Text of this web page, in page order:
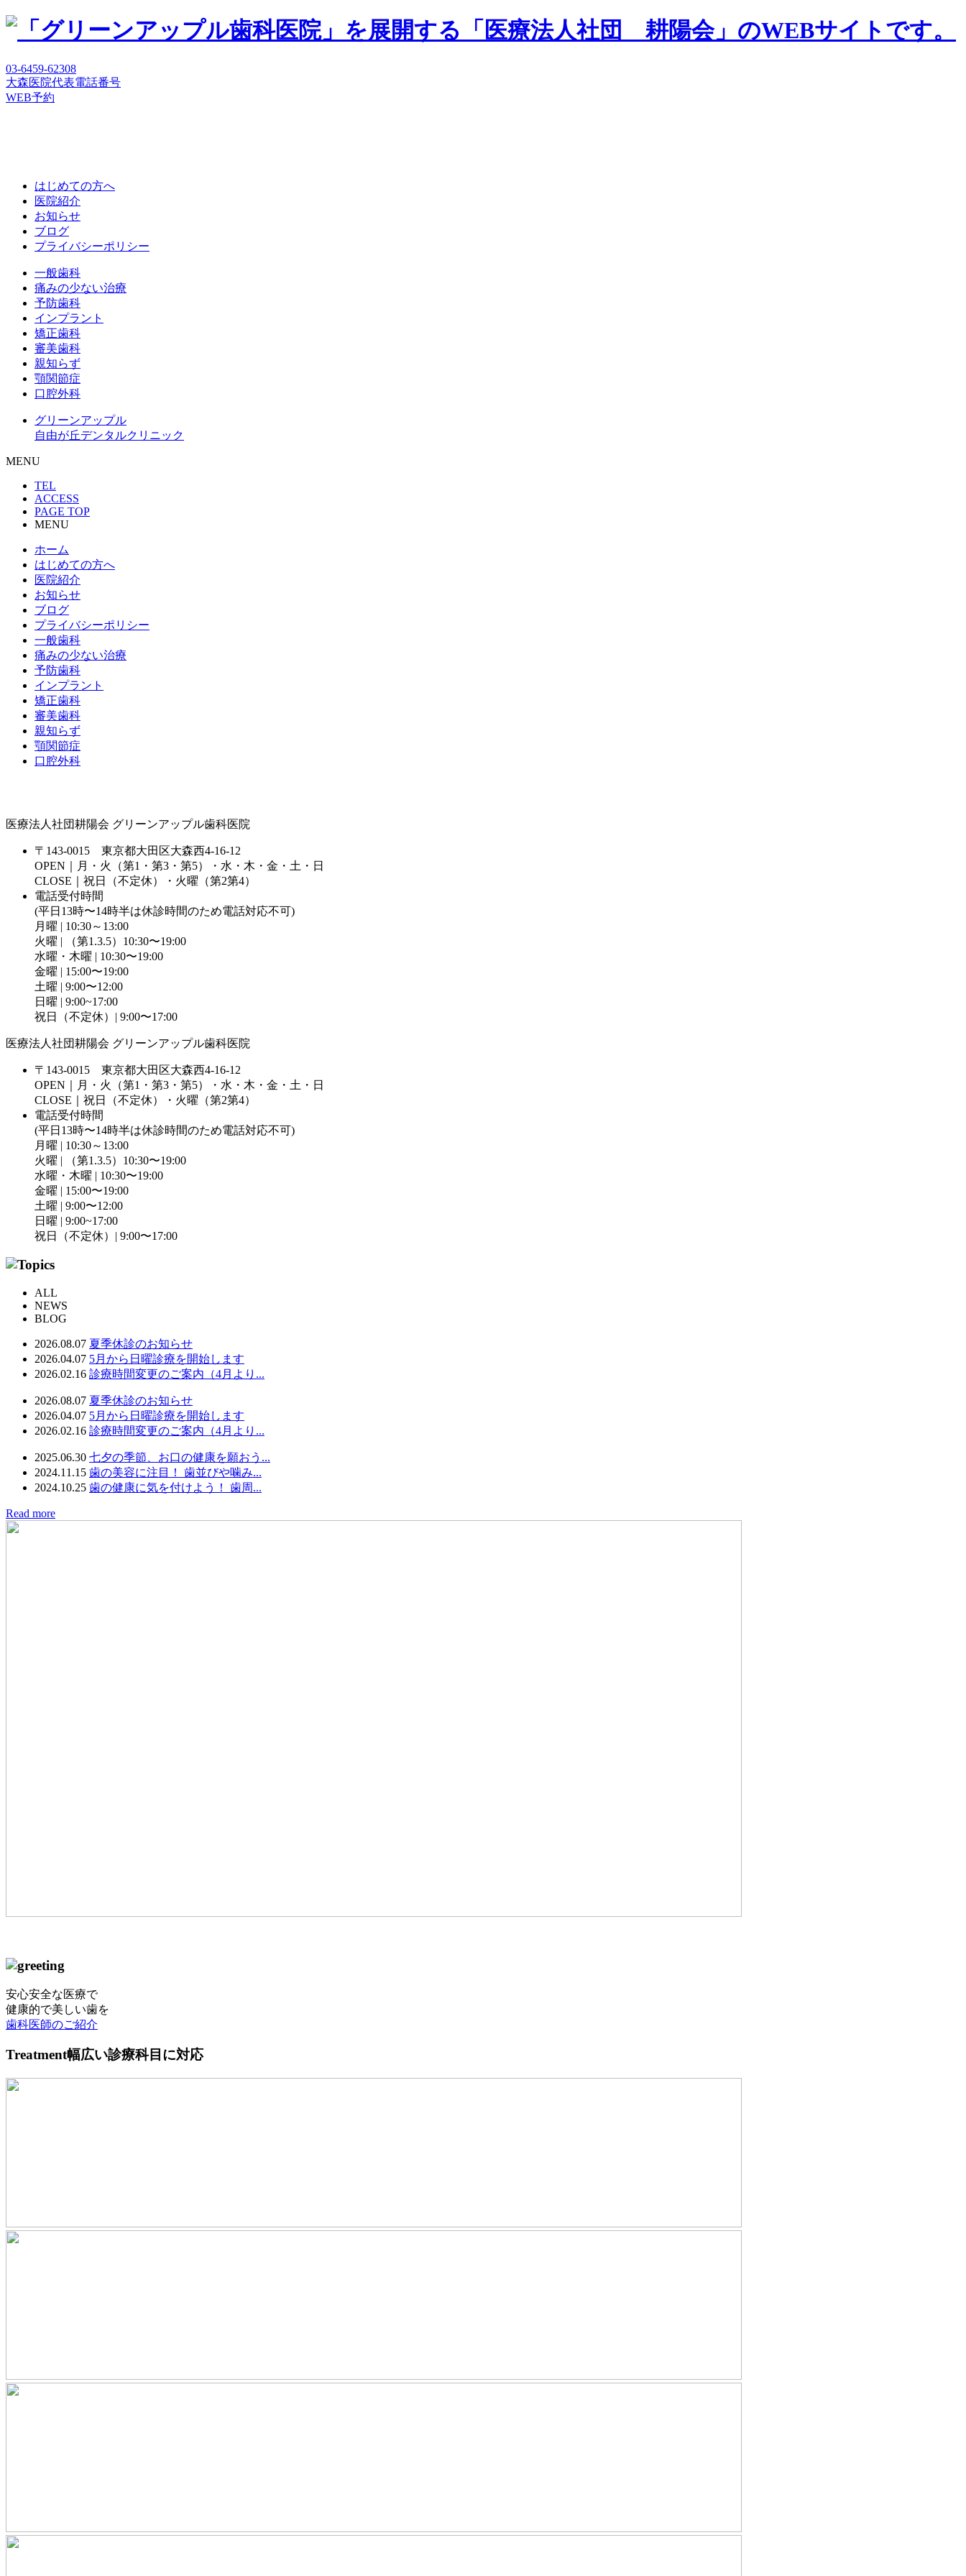
03-6459-62308
大森医院代表電話番号
WEB予約
はじめての方へ
医院紹介
お知らせ
ブログ
プライバシーポリシー
一般歯科
痛みの少ない治療
予防歯科
インプラント
矯正歯科
審美歯科
親知らず
顎関節症
口腔外科
グリーンアップル
自由が丘デンタルクリニック
MENU
TEL
ACCESS
PAGE TOP
MENU
ホーム
はじめての方へ
医院紹介
お知らせ
ブログ
プライバシーポリシー
一般歯科
痛みの少ない治療
予防歯科
インプラント
矯正歯科
審美歯科
親知らず
顎関節症
口腔外科
医療法人社団耕陽会 グリーンアップル歯科医院
〒143-0015 東京都大田区大森西4-16-12
OPEN｜月・火（第1・第3・第5）・水・木・金・土・日
CLOSE｜祝日（不定休）・火曜（第2第4）
電話受付時間
(平日13時〜14時半は休診時間のため電話対応不可)
月曜 | 10:30～13:00
火曜 | （第1.3.5）10:30〜19:00
水曜・木曜 | 10:30〜19:00
金曜 | 15:00〜19:00
土曜 | 9:00〜12:00
日曜 | 9:00~17:00
祝日（不定休）| 9:00〜17:00
医療法人社団耕陽会 グリーンアップル歯科医院
〒143-0015 東京都大田区大森西4-16-12
OPEN｜月・火（第1・第3・第5）・水・木・金・土・日
CLOSE｜祝日（不定休）・火曜（第2第4）
電話受付時間
(平日13時〜14時半は休診時間のため電話対応不可)
月曜 | 10:30～13:00
火曜 | （第1.3.5）10:30〜19:00
水曜・木曜 | 10:30〜19:00
金曜 | 15:00〜19:00
土曜 | 9:00〜12:00
日曜 | 9:00~17:00
祝日（不定休）| 9:00〜17:00
ALL
NEWS
BLOG
2026.08.07 夏季休診のお知らせ
2026.04.07 5月から日曜診療を開始します
2026.02.16 診療時間変更のご案内（4月より...
2026.08.07 夏季休診のお知らせ
2026.04.07 5月から日曜診療を開始します
2026.02.16 診療時間変更のご案内（4月より...
2025.06.30 七夕の季節、お口の健康を願おう...
2024.11.15 歯の美容に注目！ 歯並びや噛み...
2024.10.25 歯の健康に気を付けよう！ 歯周...
Read more
安心安全な医療で
健康的で美しい歯を
歯科医師のご紹介
Treatment幅広い診療科目に対応